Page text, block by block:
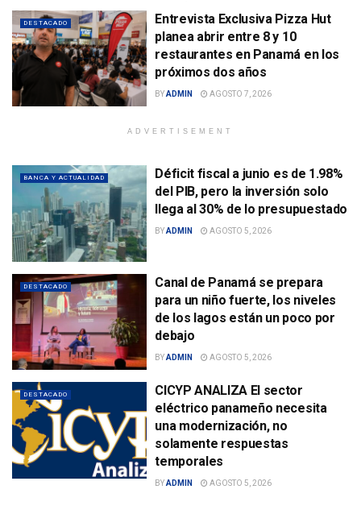
DESTACADO
Entrevista Exclusiva Pizza Hut
planea abrir entre 8 y 10
restaurantes en Panamá en los
próximos dos años
BYADMIN AGOSTO 7, 2026
ADVERTISEMENT
BANCA Y ACTUALIDAD
Déficit fiscal a junio es de 1.98%
del PIB, pero la inversión solo
llega al 30% de lo presupuestado
BYADMIN AGOSTO 5, 2026
DESTACADO
Canal de Panamá se prepara
para un niño fuerte, los niveles
de los lagos están un poco por
debajo
BYADMIN AGOSTO 5, 2026
DESTACADO
CICYP ANALIZA El sector
eléctrico panameño necesita
una modernización, no
solamente respuestas
temporales
BYADMIN AGOSTO 5, 2026